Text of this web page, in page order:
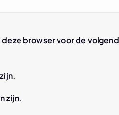
browser voor de
zijn.